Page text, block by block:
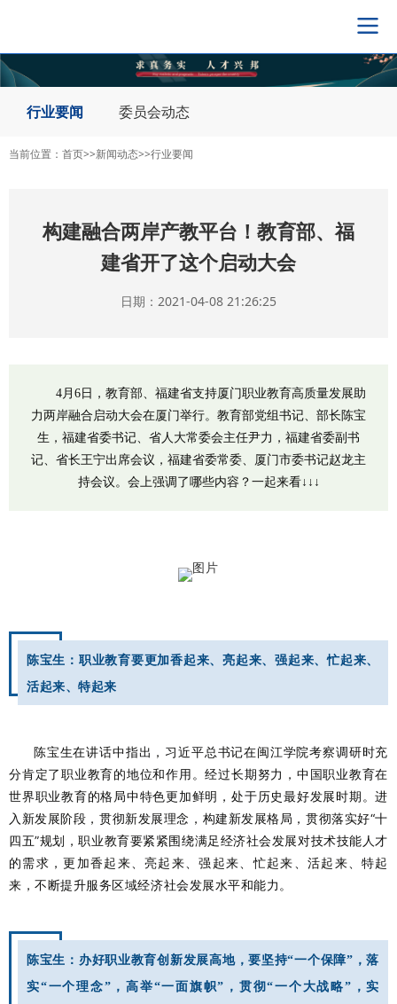
导
切
换
行业要闻
委员会动态
当前位置： 首页>>新闻动态>>行业要闻
构建融合两岸产教平台！教育部、福
建省开了这个启动大会
日期：2021-04-08 21:26:25
4月6日，教育部、福建省支持厦门职业教育高质量发展助
力两岸融合启动大会在厦门举行。教育部党组书记、部长陈宝
生，福建省委书记、省人大常委会主任尹力，福建省委副书
记、省长王宁出席会议，福建省委常委、厦门市委书记赵龙主
持会议。会上强调了哪些内容？一起来看↓↓↓
陈宝生：职业教育要更加香起来、亮起来、强起来、忙起来、
活起来、特起来
陈宝生在讲话中指出，习近平总书记在闽江学院考察调研时充
分肯定了职业教育的地位和作用。经过长期努力，中国职业教育在
世界职业教育的格局中特色更加鲜明，处于历史最好发展时期。进
入新发展阶段，贯彻新发展理念，构建新发展格局，贯彻落实好“十
四五”规划，职业教育要紧紧围绕满足经济社会发展对技术技能人才
的需求，更加香起来、亮起来、强起来、忙起来、活起来、特起
来，不断提升服务区域经济社会发展水平和能力。
陈宝生：办好职业教育创新发展高地，要坚持“一个保障”，落
实“一个理念”，高举“一面旗帜”，贯彻“一个大战略”，实